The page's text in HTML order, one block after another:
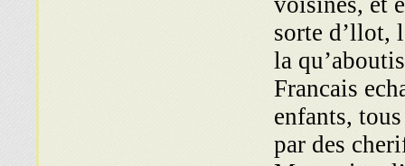
sorte d’llot,
la
Francais
enfants,
par des